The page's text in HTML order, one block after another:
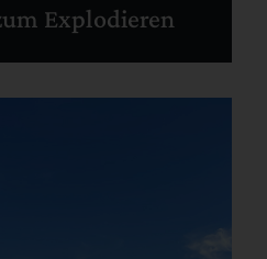
Explodieren